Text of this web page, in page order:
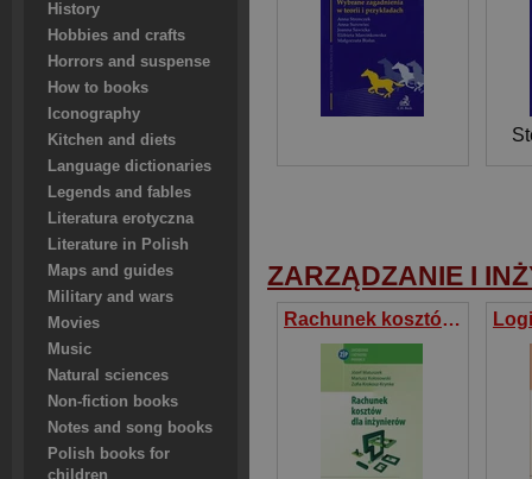
History
Hobbies and crafts
Horrors and suspense
How to books
Iconography
Kitchen and diets
Language dictionaries
Legends and fables
Literatura erotyczna
Literature in Polish
Maps and guides
Military and wars
Movies
Music
Natural sciences
Non-fiction books
Notes and song books
Polish books for
children
ZARZĄDZANIE I
Rachunek kosztów dla inżynierów